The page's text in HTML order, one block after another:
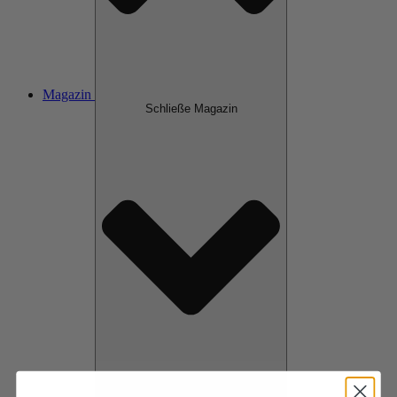
Magazin
Schließe Magazin